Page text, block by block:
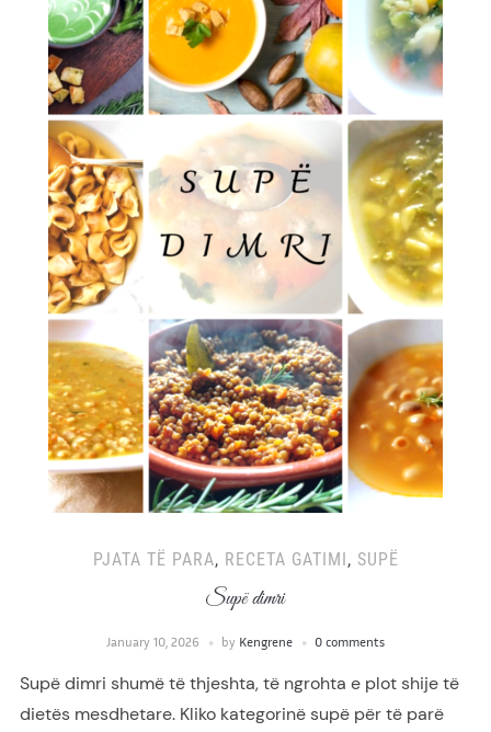
PJATA TË PARA, RECETA GATIMI, SUPË
Supë dimri
January 10, 2026 by Kengrene 0 comments
Supë dimri shumë të thjeshta, të ngrohta e plot shije të
dietës mesdhetare. Kliko kategorinë supë për të parë